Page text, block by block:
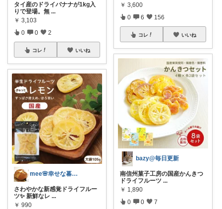
タイ産のドライバナナが1kg入
りで登場。無 ...
￥ 3,103
0 0 2
コレ いいね
mee🌸幸せな暮らし
さわやかな新感覚ドライフルー
ツ✨ 新鮮なレ ...
￥ 990
￥ 3,600
0 6 156
コレ いいね
bazy@毎日更新
南信州菓子工房の国産かんきつ
ドライフルーツ ...
￥ 1,890
0 0 7